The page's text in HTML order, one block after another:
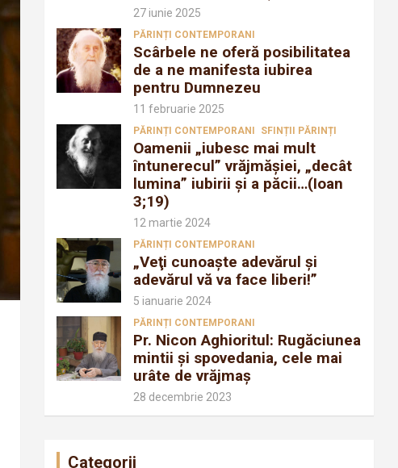
27 iunie 2025
PĂRINȚI CONTEMPORANI
Scârbele ne oferă posibilitatea
de a ne manifesta iubirea
pentru Dumnezeu
11 februarie 2025
PĂRINȚI CONTEMPORANI SFINȚII PĂRINȚI
Oamenii „iubesc mai mult
întunerecul” vrăjmăşiei, „decât
lumina” iubirii şi a păcii…(Ioan
3;19)
12 martie 2024
PĂRINȚI CONTEMPORANI
„Veţi cunoaşte adevărul şi
adevărul vă va face liberi!”
5 ianuarie 2024
PĂRINȚI CONTEMPORANI
Pr. Nicon Aghioritul: Rugăciunea
mintii și spovedania, cele mai
urâte de vrăjmaș
28 decembrie 2023
Categorii